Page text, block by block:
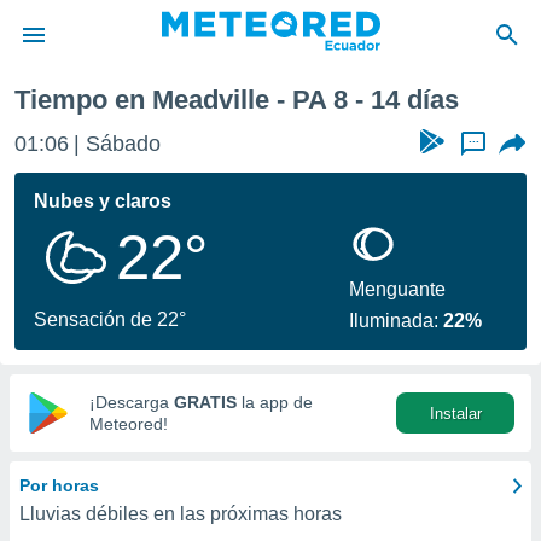
de
ha
calidad.
a este
las
y
digital
basada
Tiempo en Meadville - PA 8 - 14 días
01:06 Sábado ...
Nubes y claros
22°
Sensación de 22°
Menguante
Iluminada:22%
¡Descarga GRATIS la app de
Meteored!
Instalar
Por horas
Lluvias débiles en las próximas horas